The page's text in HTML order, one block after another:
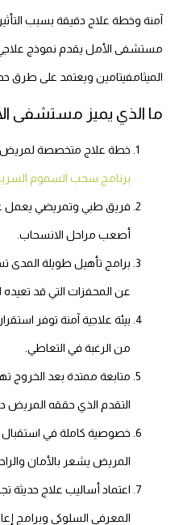
آمنة وخطة علاج دقيقة بسبب
مستشفى الأمل يقدم نموذج
الميثامفيتامين ويعتمد على طرق
ما الذي يميز مستشفى
خطة علاج متخصصة لمريض
برنامج سحب السموم
فريق طبي وتمريضي يعمل
أصعب مراحل الانسحاب.
برامج تأهيل طويلة المدى
عن المحفزات التي قد تعيده
بيئة علاجية آمنة توفر
من الرغبة في التعاطي.
متابعة ممتدة بعد الخروج
التقدم الذي حققه المريض
خصوصية كاملة في استقبال
المريض يشعر بالأمان
اعتماد أساليب علاج حديثة
المعرفي السلوكي وبرامج